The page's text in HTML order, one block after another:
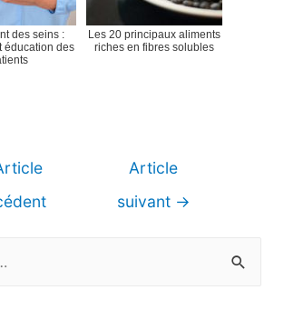
des seins :
éducation des
Les 20 principaux aliments
riches en fibres solubles
Article
suivant →